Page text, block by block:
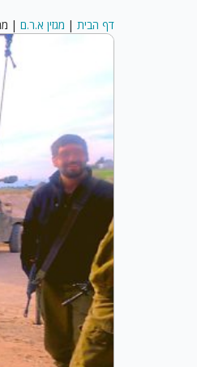
דף הבית | מגזין א.ר.ם |